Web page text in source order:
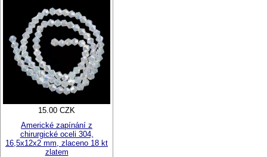
15.00 CZK
Americké zapínání z
chirurgické oceli 304,
16,5x12x2 mm, zlaceno 18 kt
zlatem